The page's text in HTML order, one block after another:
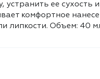
устранить ее
комфортное
липкости. Объем: 40